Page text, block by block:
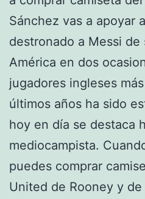
Sánchez vas a apoyar
destronado a Messi de
América en dos
jugadores ingleses
últimos años ha sido
hoy en día se destaca
mediocampista.
puedes comprar
United de Rooney y